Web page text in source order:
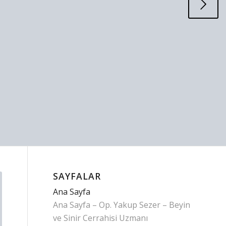
SAYFALAR
Ana Sayfa
Ana Sayfa – Op. Yakup Sezer – Beyin
ve Sinir Cerrahisi Uzmanı